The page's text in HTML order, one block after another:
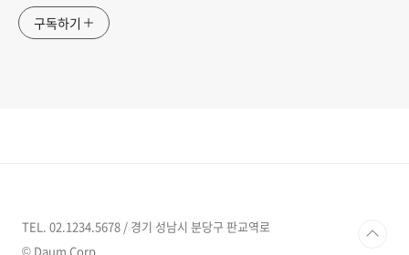
구독하기
TEL. 02.1234.5678 / 경기 성남시 분당구 판교역로
© Daum Corp.